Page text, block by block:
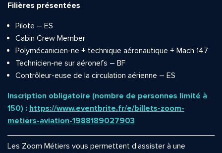
Filières présentées
Pilote – ES
Cabin Crew Member
Polymécanicien-ne + technique aéronautique + Mach 147
Technicien-ne sur aéronefs – BF
Contrôleur-euse de la circulation aérienne – ES
Inscription obligatoire (nombre de personnes limité à
150) : https://www.eventbrite.fr/e/billets-zoom-
metiers-aviation-1988189027903
Les Zoom Métiers vous permettent d’assister à une